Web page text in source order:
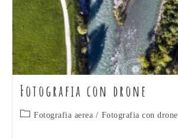
Fotografia con drone
Categoria
Fotografia aerea / Fotografia con drone